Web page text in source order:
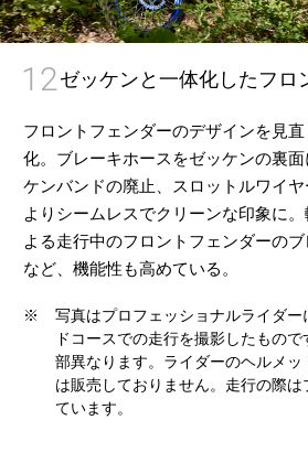
12ゼッケンと一体化したフロ
フロントフェンダーのデザインを見
化。ブレーキホースをゼッケンの裏
ケンバンドの廃止、スロットルワイヤ
よりシームレスでクリーンな印象に
よる走行中のフロントフェンダーの
など、機能性も高めている。
※
写真はプロフェッショナルライダ
ドコースでの走行を撮影したもの
部異なります。ライダーのヘルメ
は販売しておりません。走行の際は
ています。